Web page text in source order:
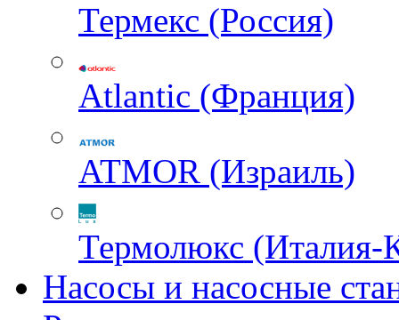
Термекс (Россия)
Atlantic (Франция)
ATMOR (Израиль)
Термолюкс (Италия-
Насосы и насосные